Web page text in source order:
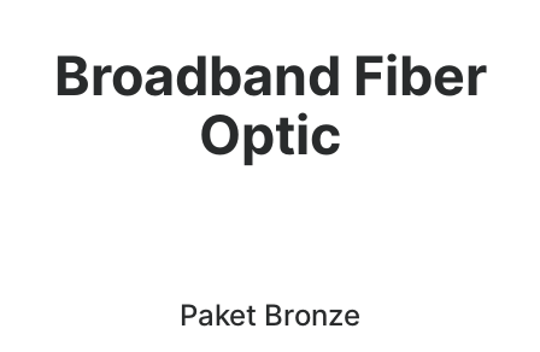
Broadband Fiber
Optic
Paket Bronze